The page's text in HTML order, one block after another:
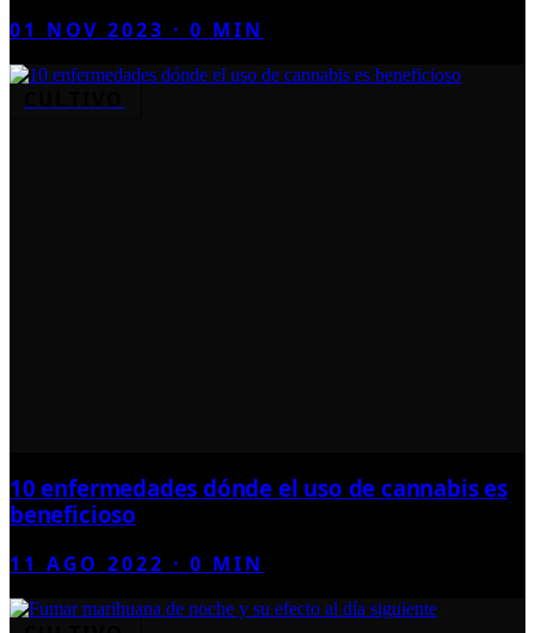
01 NOV 2023 ·0 MIN
10 enfermedades dónde el uso de cannabis es
beneficioso
11 AGO 2022 ·0 MIN